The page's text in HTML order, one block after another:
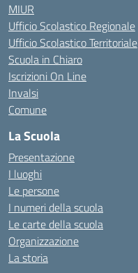
MIUR
Ufficio Scolastico Regionale
Ufficio Scolastico Territoriale
Scuola in Chiaro
Iscrizioni On Line
Invalsi
Comune
La Scuola
Presentazione
I luoghi
Le persone
I numeri della scuola
Le carte della scuola
Organizzazione
La storia